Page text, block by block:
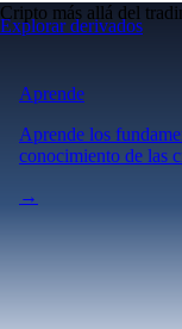
Explorar derivados
Cripto más allá del
Aprende
Aprende los
conocimiento de las
→